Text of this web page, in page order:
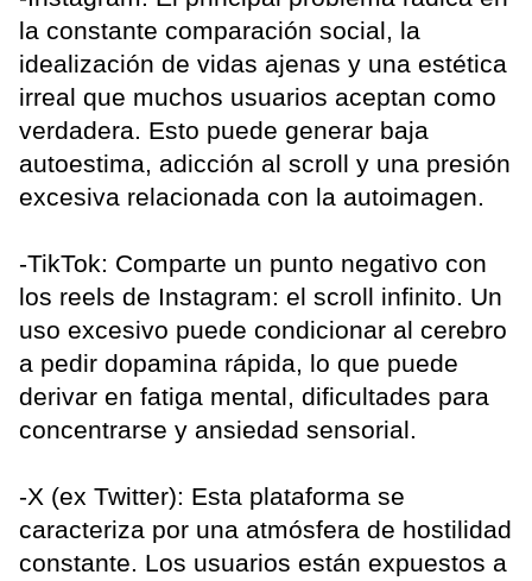
la constante comparación social, la
idealización de vidas ajenas y una estética
irreal que muchos usuarios aceptan como
verdadera. Esto puede generar baja
autoestima, adicción al scroll y una presión
excesiva relacionada con la autoimagen.
-TikTok: Comparte un punto negativo con
los reels de Instagram: el scroll infinito. Un
uso excesivo puede condicionar al cerebro
a pedir dopamina rápida, lo que puede
derivar en fatiga mental, dificultades para
concentrarse y ansiedad sensorial.
-X (ex Twitter): Esta plataforma se
caracteriza por una atmósfera de hostilidad
constante. Los usuarios están expuestos a